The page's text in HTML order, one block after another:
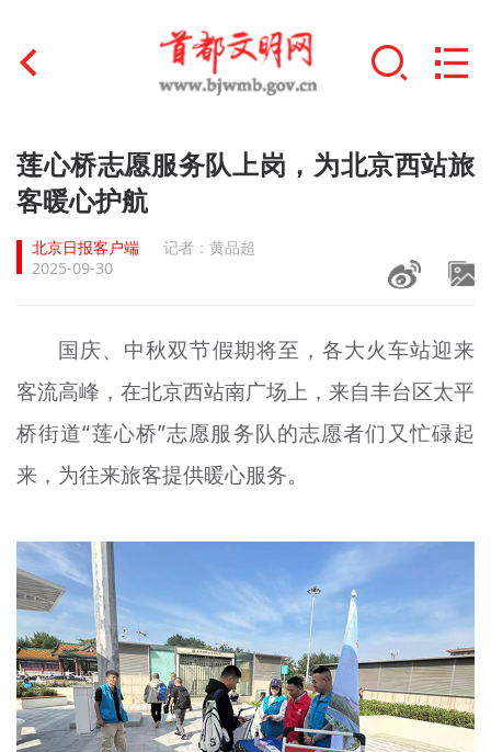
首页
文明创建
文明实践
未成年人思想道德建设
榜样人物
+
身边好人
北京宣传文化引导基金
宣传思想文化人才
专题
资料库
+
莲心桥志愿服务队上岗，为北京西站旅
客暖心护航
北京日报客户端
记者：黄品超
2025-09-30
国庆、中秋双节假期将至，各大火车站迎来
客流高峰，在北京西站南广场上，来自丰台区太平
桥街道“莲心桥”志愿服务队的志愿者们又忙碌起
来，为往来旅客提供暖心服务。